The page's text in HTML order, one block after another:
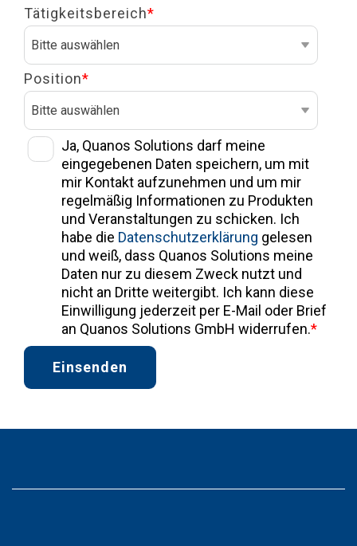
Tätigkeitsbereich*
Position*
Ja, Quanos Solutions darf meine
eingegebenen Daten speichern, um mit
mir Kontakt aufzunehmen und um mir
regelmäßig Informationen zu Produkten
und Veranstaltungen zu schicken. Ich
habe die Datenschutzerklärung gelesen
und weiß, dass Quanos Solutions meine
Daten nur zu diesem Zweck nutzt und
nicht an Dritte weitergibt. Ich kann diese
Einwilligung jederzeit per E-Mail oder Brief
an Quanos Solutions GmbH widerrufen.*